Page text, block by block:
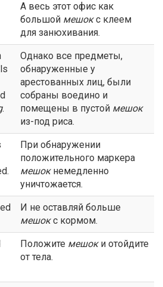
А весь этот офис как
большой мешокс клеем
для занюхивания.
.
Однако все предметы,
обнаруженные у
арестованных лиц, были
собраны воедино и
помещены в пустой мешок
из-под риса.
При обнаружении
положительного маркера
мешокнемедленно
уничтожается.
И не оставляй больше
мешокс кормом.
Положите мешоки отойдите
от тела.